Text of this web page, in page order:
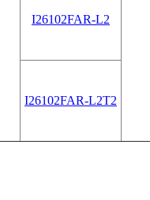
I26102FAR-L2
I26102FAR-L2T2